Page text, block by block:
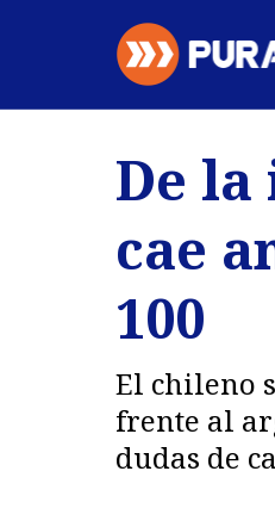
Regiones
Deportes
De la
cae
100
El chileno
frente al
dudas de